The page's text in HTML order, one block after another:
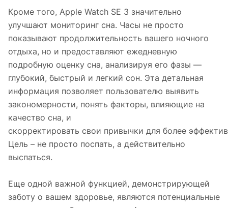
Кроме того, Apple Watch SE 3 значительно
улучшают мониторинг сна. Часы не просто
показывают продолжительность вашего ночного
отдыха, но и предоставляют ежедневную
подробную оценку сна, анализируя его фазы —
глубокий, быстрый и легкий сон. Эта детальная
информация позволяет пользователю выявить
закономерности, понять факторы, влияющие на
качество сна, и
скорректировать свои привычки для более
Цель – не просто поспать, а действительно
выспаться.
Еще одной важной функцией, демонстрирующей
заботу о вашем здоровье, являются потенциальные